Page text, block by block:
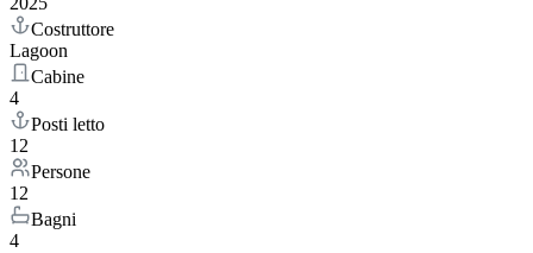
Costruttore
Lagoon
Cabine
4
Posti letto
12
Persone
12
Bagni
4